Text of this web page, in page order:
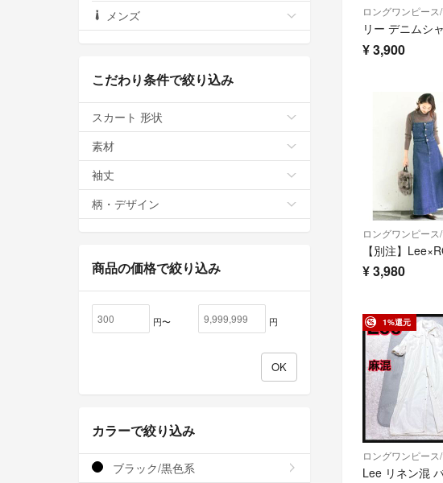
¥3,900
¥3,980
1%還元
メンズ
こだわり条件で絞り込み
スカート 形状
素材
袖丈
柄・デザイン
商品の価格で絞り込み
円〜 円
カラーで絞り込み
ブラック/黒色系